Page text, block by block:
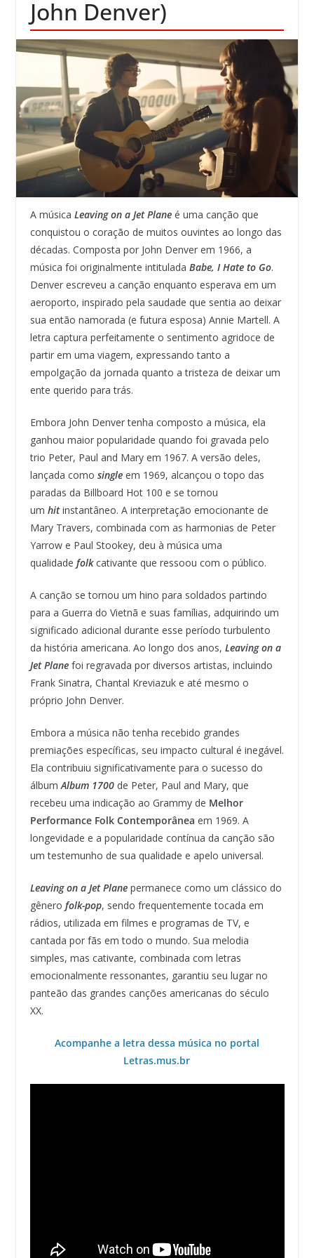
John Denver)
A música Leaving on a Jet Planeé uma canção que
conquistou o coração de muitos ouvintes ao longo das
décadas. Composta por John Denver em 1966, a
música foi originalmente intitulada Babe, I Hate to Go.
Denver escreveu a canção enquanto esperava em um
aeroporto, inspirado pela saudade que sentia ao deixar
sua então namorada (e futura esposa) Annie Martell. A
letra captura perfeitamente o sentimento agridoce de
partir em uma viagem, expressando tanto a
empolgação da jornada quanto a tristeza de deixar um
ente querido para trás.
Embora John Denver tenha composto a música, ela
ganhou maior popularidade quando foi gravada pelo
trio Peter, Paul and Mary em 1967. A versão deles,
lançada como singleem 1969, alcançou o topo das
paradas da Billboard Hot 100 e se tornou
um hitinstantâneo. A interpretação emocionante de
Mary Travers, combinada com as harmonias de Peter
Yarrow e Paul Stookey, deu à música uma
qualidade folkcativante que ressoou com o público.
A canção se tornou um hino para soldados partindo
para a Guerra do Vietnã e suas famílias, adquirindo um
significado adicional durante esse período turbulento
da história americana. Ao longo dos anos, Leaving on a
Jet Planefoi regravada por diversos artistas, incluindo
Frank Sinatra, Chantal Kreviazuk e até mesmo o
próprio John Denver.
Embora a música não tenha recebido grandes
premiações específicas, seu impacto cultural é inegável.
Ela contribuiu significativamente para o sucesso do
álbumAlbum 1700de Peter, Paul and Mary, que
recebeu uma indicação ao Grammy de Melhor
Performance Folk Contemporânea em 1969. A
longevidade e a popularidade contínua da canção são
um testemunho de sua qualidade e apelo universal.
Leaving on a Jet Planepermanece como um clássico do
gênero folk-pop, sendo frequentemente tocada em
rádios, utilizada em filmes e programas de TV, e
cantada por fãs em todo o mundo. Sua melodia
simples, mas cativante, combinada com letras
emocionalmente ressonantes, garantiu seu lugar no
panteão das grandes canções americanas do século
XX.
Acompanhe a letra dessa música no portal
Letras.mus.br